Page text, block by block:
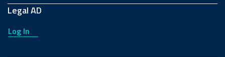
Legal AD
Log In